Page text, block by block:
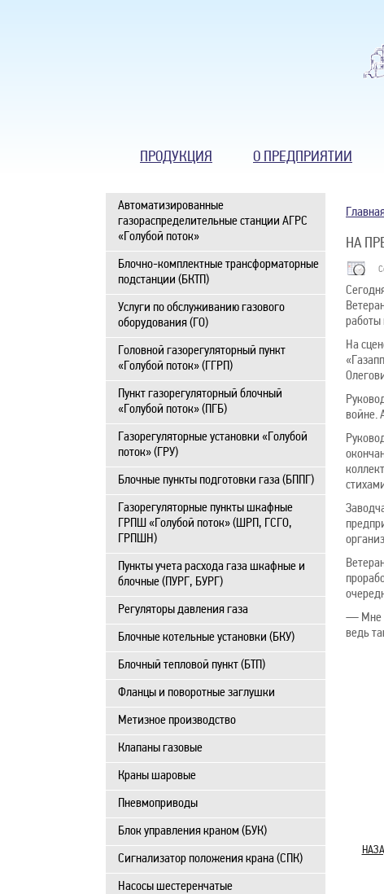
ПРОДУКЦИЯ О ПРЕДПРИЯТИИ
Автоматизированные
газораспределительные станции АГРС
«Голубой поток»
Блочно-комплектные трансформаторные
подстанции (БКТП)
Услуги по обслуживанию газового
оборудования (ГО)
Головной газорегуляторный пункт
«Голубой поток» (ГГРП)
Пункт газорегуляторный блочный
«Голубой поток» (ПГБ)
Газорегуляторные установки «Голубой
поток» (ГРУ)
Блочные пункты подготовки газа (БППГ)
Газорегуляторные пункты шкафные
ГРПШ «Голубой поток» (ШРП, ГСГО,
ГРПШН)
Пункты учета расхода газа шкафные и
блочные (ПУРГ, БУРГ)
Регуляторы давления газа
Блочные котельные установки (БКУ)
Блочный тепловой пункт (БТП)
Фланцы и поворотные заглушки
Метизное производство
Клапаны газовые
Краны шаровые
Пневмоприводы
Блок управления краном (БУК)
Сигнализатор положения крана (СПК)
Насосы шестеренчатые
НА
работы
На
войне.
— Мне
ведь